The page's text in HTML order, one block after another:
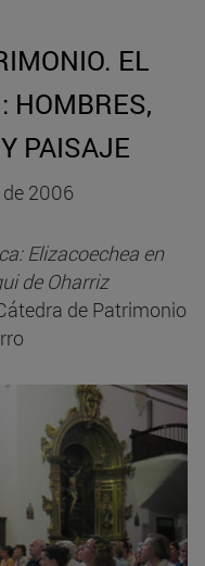
EL
HOMBRES,
PAISAJE
2006
Elizacoechea en
de Oharriz
de Patrimonio